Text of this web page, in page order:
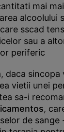
mai
alcoolului
sscad
sau a
periferic
daca sincopa
vietii unei
sa-i
,
de sange